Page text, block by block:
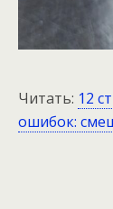
Читать: 12
ошибок: